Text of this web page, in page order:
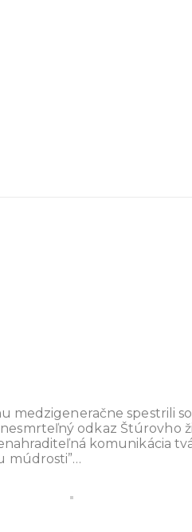
spestrili
odkaz
komunikácia
múdrosti”…